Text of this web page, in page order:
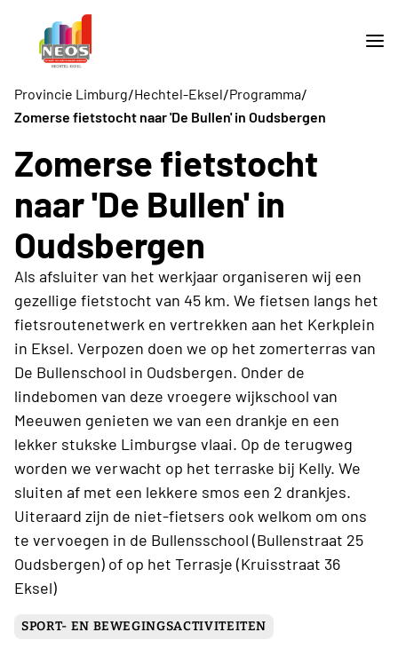
Provincie Limburg/Hechtel-Eksel/Programma/
Zomerse fietstocht naar 'De Bullen' in Oudsbergen
Zomerse fietstocht
naar 'De Bullen' in
Oudsbergen
Als afsluiter van het werkjaar organiseren wij een
gezellige fietstocht van 45 km. We fietsen langs het
fietsroutenetwerk en vertrekken aan het Kerkplein
in Eksel. Verpozen doen we op het zomerterras van
De Bullenschool in Oudsbergen. Onder de
lindebomen van deze vroegere wijkschool van
Meeuwen genieten we van een drankje en een
lekker stukske Limburgse vlaai. Op de terugweg
worden we verwacht op het terraske bij Kelly. We
sluiten af met een lekkere smos een 2 drankjes.
Uiteraard zijn de niet-fietsers ook welkom om ons
te vervoegen in de Bullensschool (Bullenstraat 25
Oudsbergen) of op het Terrasje (Kruisstraat 36
Eksel)
SPORT- EN BEWEGINGSACTIVITEITEN